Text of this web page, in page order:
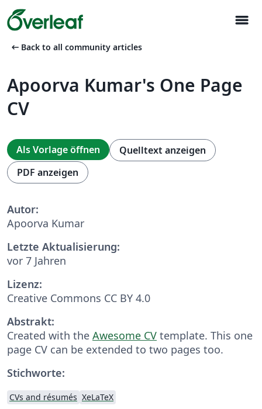
menu
arrow_left_alt Back to all community articles
Apoorva Kumar's One Page
CV
Als Vorlage öffnen
Quelltext anzeigen
PDF anzeigen
Autor:
Apoorva Kumar
Letzte Aktualisierung:
vor 7 Jahren
Lizenz:
Creative Commons CC BY 4.0
Abstrakt:
Created with the Awesome CV template. This one
page CV can be extended to two pages too.
Stichworte:
CVs and résumés XeLaTeX